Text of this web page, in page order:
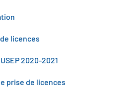
licences
2020-2021
prise de licences